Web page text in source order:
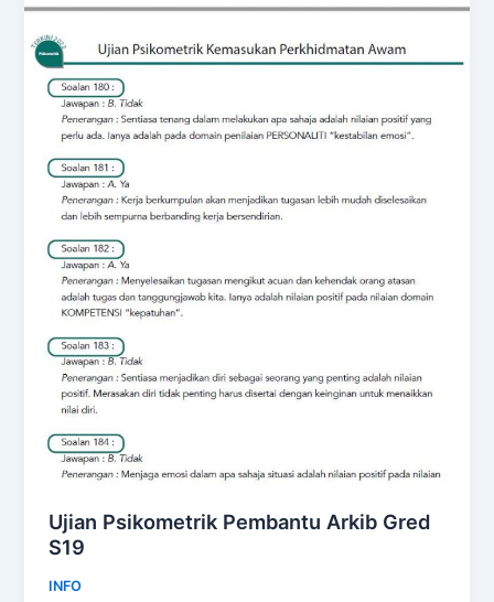
Ujian Psikometrik Pembantu Arkib Gred
S19
INFO